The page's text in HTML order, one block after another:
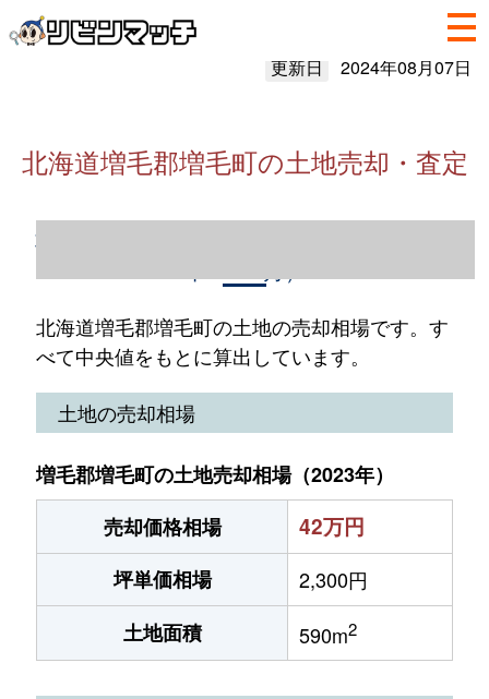
更新日 2024年08月07日
北海道増毛郡増毛町の土地売却・査定
北海道増毛郡増毛町の土地売却情報（2023
北海道増毛郡増毛町の土地の売却相場です。す
べて中央値をもとに算出しています。
土地の売却相場
増毛郡増毛町の土地売却相場（2023年）
売却価格相場
42万円
坪単価相場
2,300円
土地面積
590m2